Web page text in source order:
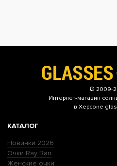
© 2009-
Интернет-магазин
в Херсоне
КАТАЛОГ
Новинки 2026
Очки Ray Ban
Женские очки